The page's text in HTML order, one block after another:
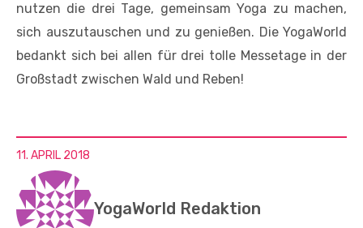
nutzen die drei Tage, gemeinsam Yoga zu machen,
sich auszutauschen und zu genießen. Die YogaWorld
bedankt sich bei allen für drei tolle Messetage in der
Großstadt zwischen Wald und Reben!
11. APRIL 2018
YogaWorld Redaktion